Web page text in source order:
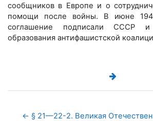
сообщников в Европе и о
помощи после войны. В июне
соглашение подписали СССР
образования антифашистской
← § 21—22-2. Великая